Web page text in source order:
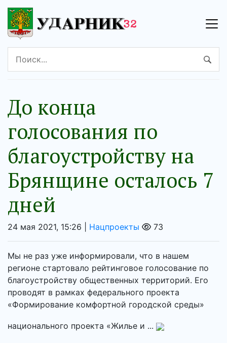
До конца
голосования по
благоустройству на
Брянщине осталось 7
дней
24 мая 2021, 15:26 | Нацпроекты 73
Мы не раз уже информировали, что в нашем
регионе стартовало рейтинговое голосование по
благоустройству общественных территорий. Его
проводят в рамках федерального проекта
«Формирование комфортной городской среды»
национального проекта «Жилье и ...